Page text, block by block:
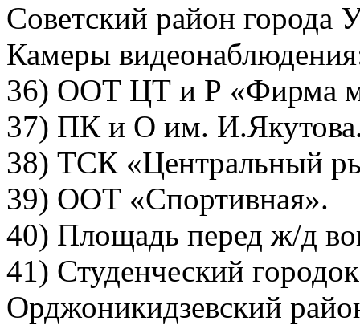
Советский район города
Камеры
36) ООТ ЦТ и Р «Фирма
37) ПК и О им.
38) ТСК «Центральный
39) ООТ «Спортивная».
40) Площадь перед ж/д
41) Студенческий
Орджоникидзевский